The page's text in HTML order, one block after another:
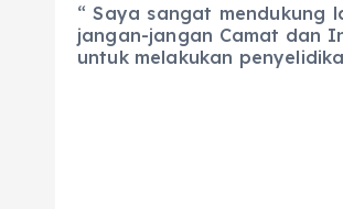
“ Saya sangat mendukung
jangan-jangan Camat dan
untuk melakukan